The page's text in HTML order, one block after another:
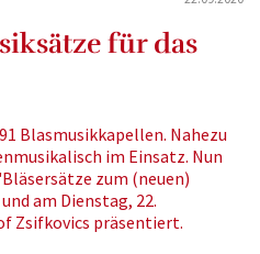
für das
Blasmusikkapellen. Nahezu
im Einsatz. Nun
zum (neuen)
am Dienstag, 22.
Zsifkovics präsentiert.